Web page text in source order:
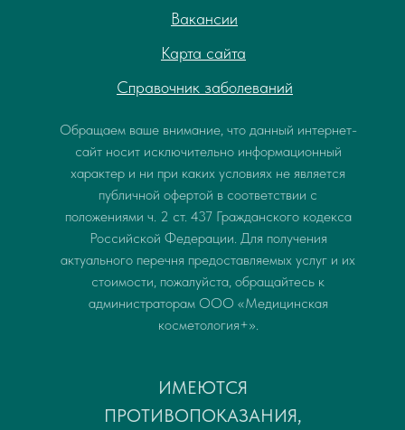
Вакансии
Карта сайта
Справочник заболеваний
Обращаем ваше внимание, что данный интернет-
сайт носит исключительно информационный
характер и ни при каких условиях не является
публичной офертой в соответствии с
положениями ч. 2 ст. 437 Гражданского кодекса
Российской Федерации. Для получения
актуального перечня предоставляемых услуг и их
стоимости, пожалуйста, обращайтесь к
администраторам ООО «Медицинская
косметология+».
ИМЕЮТСЯ
ПРОТИВОПОКАЗАНИЯ,